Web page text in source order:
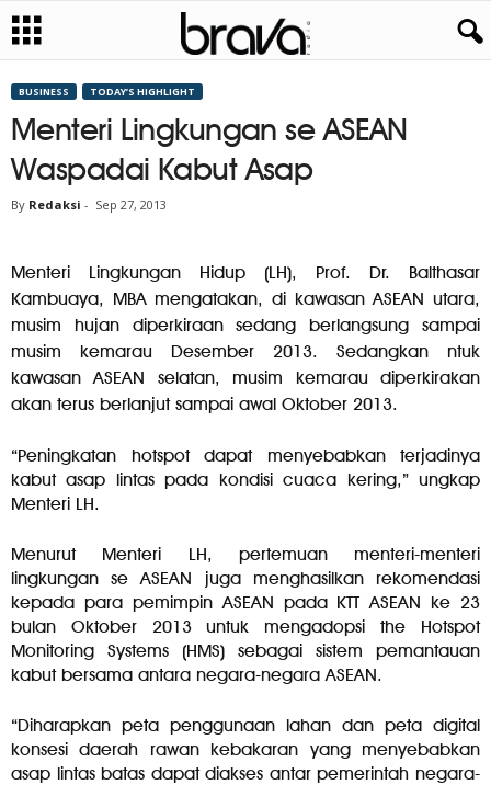
BUSINESS TODAY’S HIGHLIGHT
Menteri Lingkungan se ASEAN
Waspadai Kabut Asap
By Redaksi - Sep 27, 2013
Menteri Lingkungan Hidup (LH), Prof. Dr. Balthasar
Kambuaya, MBA mengatakan, di kawasan ASEAN utara,
musim hujan diperkiraan sedang berlangsung sampai
musim kemarau Desember 2013. Sedangkan ntuk
kawasan ASEAN selatan, musim kemarau diperkirakan
akan terus berlanjut sampai awal Oktober 2013.
“Peningkatan hotspot dapat menyebabkan terjadinya
kabut asap lintas pada kondisi cuaca kering,” ungkap
Menteri LH.
Menurut Menteri LH, pertemuan menteri-menteri
lingkungan se ASEAN juga menghasilkan rekomendasi
kepada para pemimpin ASEAN pada KTT ASEAN ke 23
bulan Oktober 2013 untuk mengadopsi the Hotspot
Monitoring Systems (HMS) sebagai sistem pemantauan
kabut bersama antara negara-negara ASEAN.
“Diharapkan peta penggunaan lahan dan peta digital
konsesi daerah rawan kebakaran yang menyebabkan
asap lintas batas dapat diakses antar pemerintah negara-